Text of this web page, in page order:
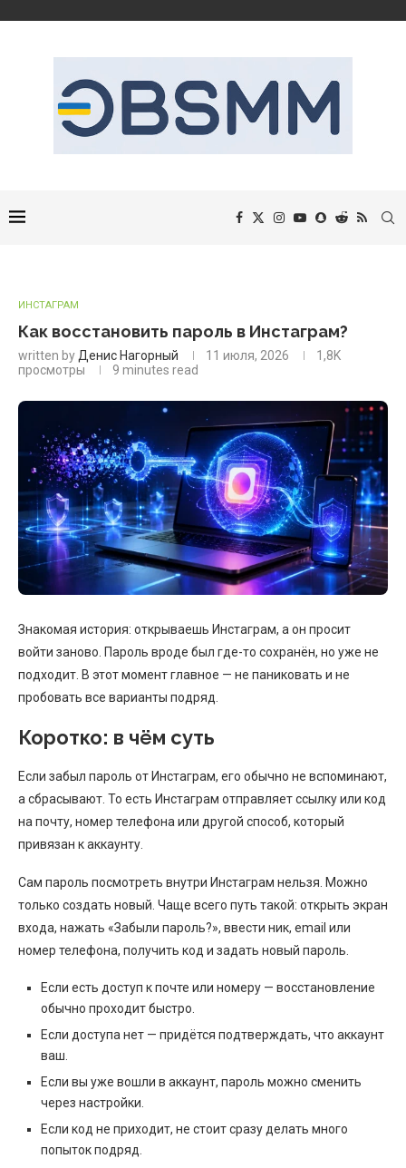
ИНСТАГРАМ
Как восстановить пароль в Инстаграм?
written by Денис Нагорный 11 июля, 2026
1,8K
просмотры
9 minutes read
Знакомая история: открываешь Инстаграм, а он просит
войти заново. Пароль вроде был где-то сохранён, но уже не
подходит. В этот момент главное — не паниковать и не
пробовать все варианты подряд.
Коротко: в чём суть
Если забыл пароль от Инстаграм, его обычно не вспоминают,
а сбрасывают. То есть Инстаграм отправляет ссылку или код
на почту, номер телефона или другой способ, который
привязан к аккаунту.
Сам пароль посмотреть внутри Инстаграм нельзя. Можно
только создать новый. Чаще всего путь такой: открыть экран
входа, нажать «Забыли пароль?», ввести ник, email или
номер телефона, получить код и задать новый пароль.
Если есть доступ к почте или номеру — восстановление
обычно проходит быстро.
Если доступа нет — придётся подтверждать, что аккаунт
ваш.
Если вы уже вошли в аккаунт, пароль можно сменить
через настройки.
Если код не приходит, не стоит сразу делать много
попыток подряд.